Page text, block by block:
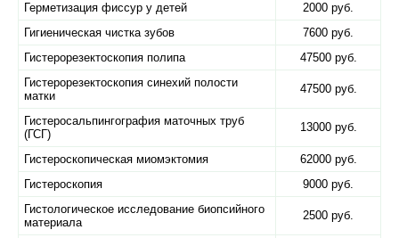
Герметизация фиссур у детей
2000 руб.
Гигиеническая чистка зубов
7600 руб.
Гистерорезектоскопия полипа
47500 руб.
Гистерорезектоскопия синехий полости
матки
47500 руб.
Гистеросальпингография маточных труб
(ГСГ)
13000 руб.
Гистероскопическая миомэктомия
62000 руб.
Гистероскопия
9000 руб.
Гистологическое исследование биопсийного
материала
2500 руб.